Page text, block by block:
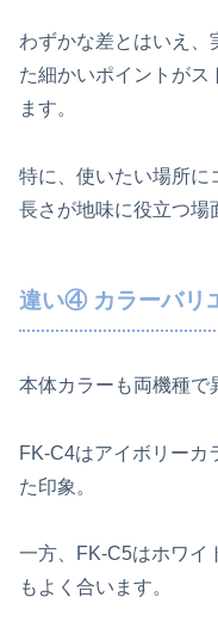
わずかな差とはいえ、
た細かいポイントがス
ます。
特に、使いたい場所に
長さが地味に役立つ場
違い④ カラーバリ
本体カラーも両機種で
FK‑C4はアイボリー
た印象。
一方、FK‑C5はホワイ
もよく合います。